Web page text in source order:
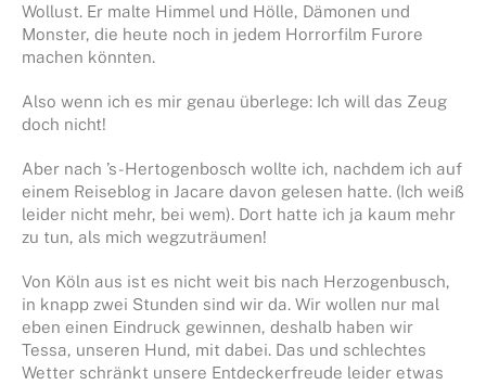
Wollust. Er malte Himmel und Hölle, Dämonen und
Monster, die heute noch in jedem Horrorfilm Furore
machen könnten.
Also wenn ich es mir genau überlege: Ich will das Zeug
doch nicht!
Aber nach ’s-Hertogenbosch wollte ich, nachdem ich auf
einem Reiseblog in Jacare davon gelesen hatte. (Ich weiß
leider nicht mehr, bei wem). Dort hatte ich ja kaum mehr
zu tun, als mich wegzuträumen!
Von Köln aus ist es nicht weit bis nach Herzogenbusch,
in knapp zwei Stunden sind wir da. Wir wollen nur mal
eben einen Eindruck gewinnen, deshalb haben wir
Tessa, unseren Hund, mit dabei. Das und schlechtes
Wetter schränkt unsere Entdeckerfreude leider etwas